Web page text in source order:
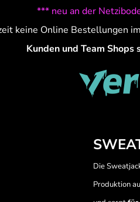
*** neu an der
keine Online Bestellungen
Kunden und Team
Die
Produktion